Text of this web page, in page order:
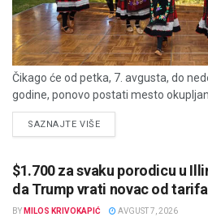
Čikago će od petka, 7. avgusta, do
godine, ponovo postati mesto
SAZNAJTE VIŠEDETAILS
$1.700 za svaku porodicu u
da Trump vrati novac od tarifa
BY MILOS KRIVOKAPIĆ AVGUST 7, 2026